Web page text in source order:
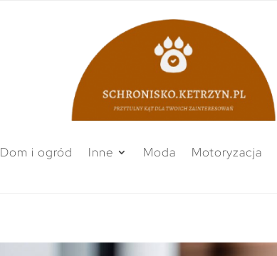
Dom i ogród Inne Moda Motoryzacja